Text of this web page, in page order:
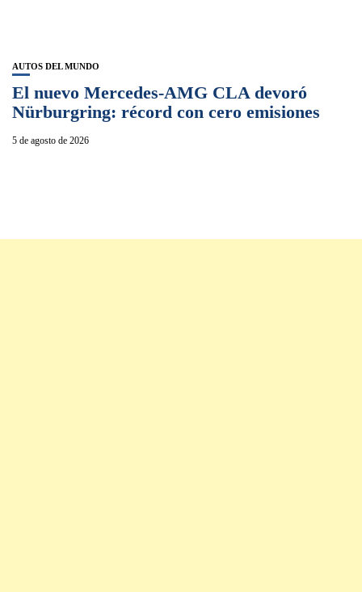
AUTOS DEL MUNDO
El nuevo Mercedes-AMG CLA devoró
Nürburgring: récord con cero emisiones
5 de agosto de 2026